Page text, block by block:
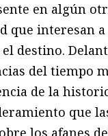
en algún
que interesan a
destino.
del tiempo
de la
que
los afanes